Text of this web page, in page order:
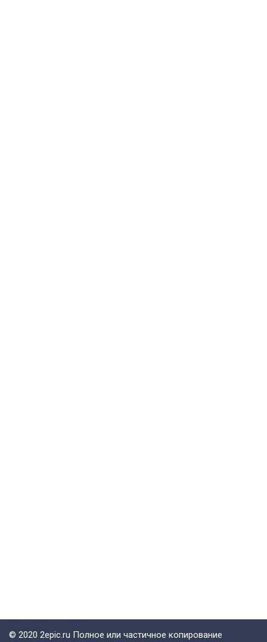
© 2020 2epic.ru Полное или частичное копирование